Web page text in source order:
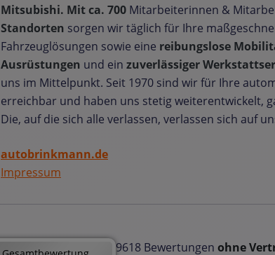
Mitsubishi. Mit ca. 700 Mitarbeiterinnen &
Standorten sorgen wir täglich für Ihre
Fahrzeuglösungen sowie eine reibungslose
Ausrüstungen und ein zuverlässiger
uns im Mittelpunkt. Seit 1970 sind wir für Ihre
erreichbar und haben uns stetig weiterentwickelt,
Die, auf die sich alle verlassen, verlassen sich auf
autobrinkmann.de
Impressum
9618 Bewertungen ohne